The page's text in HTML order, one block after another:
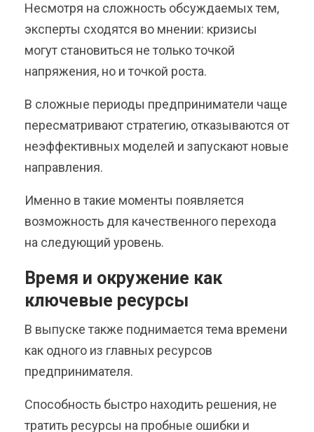
Несмотря на сложность обсуждаемых тем,
эксперты сходятся во мнении: кризисы
могут становиться не только точкой
напряжения, но и точкой роста.
В сложные периоды предприниматели чаще
пересматривают стратегию, отказываются от
неэффективных моделей и запускают новые
направления.
Именно в такие моменты появляется
возможность для качественного перехода
на следующий уровень.
Время и окружение как
ключевые ресурсы
В выпуске также поднимается тема времени
как одного из главных ресурсов
предпринимателя.
Способность быстро находить решения, не
тратить ресурсы на пробные ошибки и